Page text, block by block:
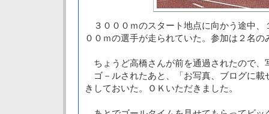
３０００ｍのスタート地点に向かう途中、
００ｍの選手が走られていた。参加は２名の
ちょうど高橋さんが前を通過されたので、
ゴ－ルされたあと、「お写真、ブログに載
きしておいた。ＯＫいただきました。